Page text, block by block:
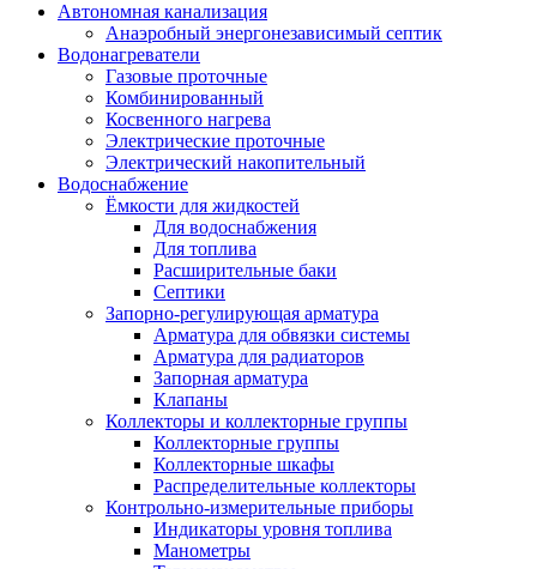
Автономная канализация
Анаэробный энергонезависимый септик
Водонагреватели
Газовые проточные
Комбинированный
Косвенного нагрева
Электрические проточные
Электрический накопительный
Водоснабжение
Ёмкости для жидкостей
Для водоснабжения
Для топлива
Расширительные баки
Септики
Запорно-регулирующая арматура
Арматура для обвязки системы
Арматура для радиаторов
Запорная арматура
Клапаны
Коллекторы и коллекторные группы
Коллекторные группы
Коллекторные шкафы
Распределительные коллекторы
Контрольно-измерительные приборы
Индикаторы уровня топлива
Манометры